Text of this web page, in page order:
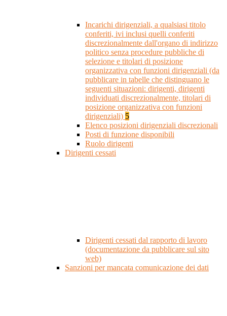
Incarichi dirigenziali, a qualsiasi titolo
conferiti, ivi inclusi quelli conferiti
discrezionalmente dall'organo di indirizzo
politico senza procedure pubbliche di
selezione e titolari di posizione
organizzativa con funzioni dirigenziali (da
pubblicare in tabelle che distinguano le
seguenti situazioni: dirigenti, dirigenti
individuati discrezionalmente, titolari di
posizione organizzativa con funzioni
dirigenziali) 5
Elenco posizioni dirigenziali discrezionali
Posti di funzione disponibili
Ruolo dirigenti
Dirigenti cessati
Dirigenti cessati dal rapporto di lavoro
(documentazione da pubblicare sul sito
web)
Sanzioni per mancata comunicazione dei dati